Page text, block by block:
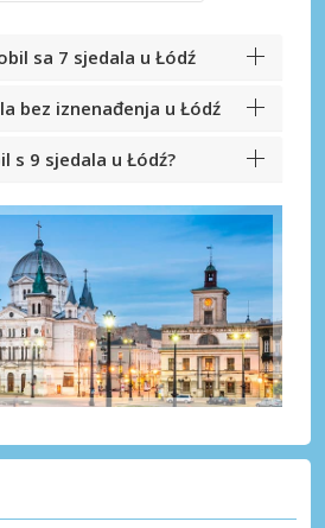
sa 7 sjedala u Łódź
bez iznenađenja u Łódź
s 9 sjedala u Łódź?